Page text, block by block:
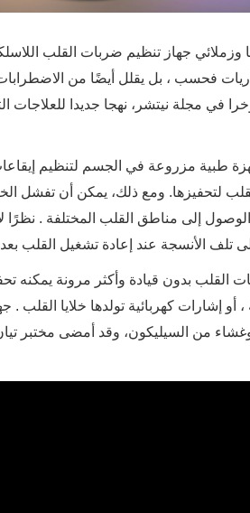
جهاز تنظيم ضربات القلب
فحسب ، بل يقلل أيضًا من
في مجلة نيتشر، نهجا جديدا للعلاجات
طبية مزروعة في الجسم لتنظيم
لتحفيزها. ومع ذلك، يمكن أن تفشل
إلى مناطق القلب المختلفة . نظرًا
تلف الأنسجة عند إعادة تشغيل القلب
القلب بدون قيادة وأكثر مرونة يمكنه
، أو إشارات كهربائية تولدها خلايا القلب .
من السيليكون، وقد أمضى مختبر